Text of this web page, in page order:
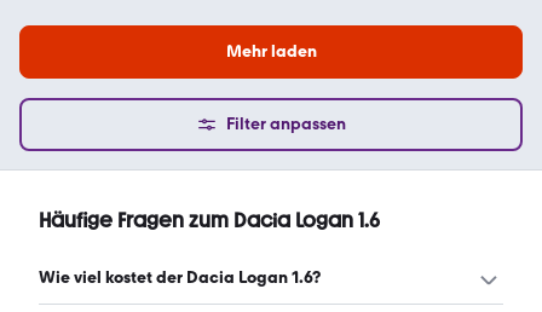
Mehr laden
Filter anpassen
Häufige Fragen zum Dacia Logan 1.6
Wie viel kostet der Dacia Logan 1.6?